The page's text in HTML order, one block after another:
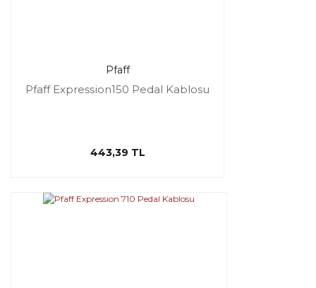
Pfaff
Pfaff Expression150 Pedal Kablosu
443,39 TL